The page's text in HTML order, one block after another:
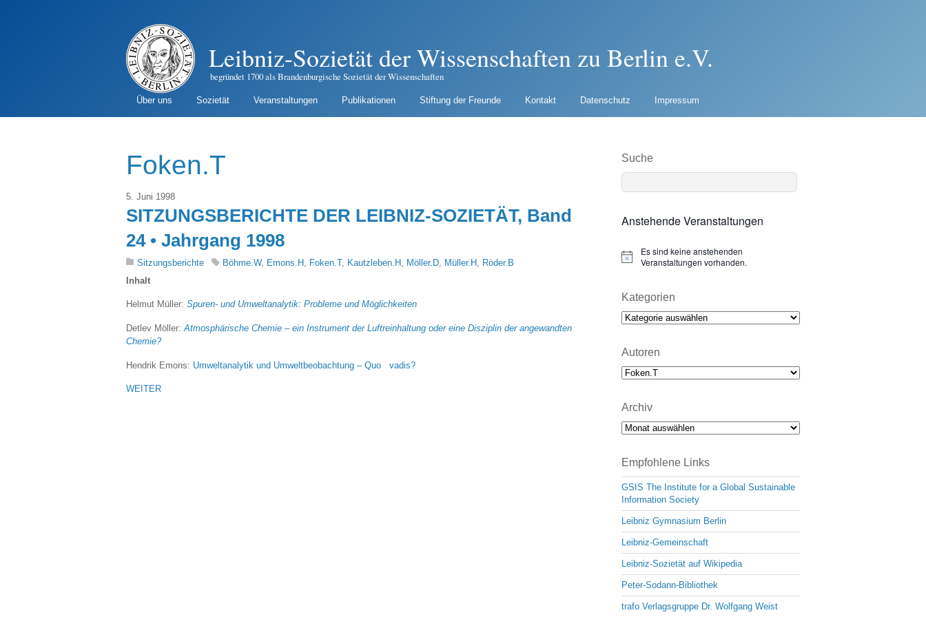
Leibniz-Sozietät der Wissenschaften zu Berlin e.V.
begründet 1700 als Brandenburgische Sozietät der Wissenschaften
Über uns Sozietät Veranstaltungen Publikationen Stiftung der Freunde Kontakt Datenschutz Impressum
Foken.T
5. Juni 1998
SITZUNGSBERICHTE DER LEIBNIZ-SOZIETÄT, Band
24 • Jahrgang 1998
Sitzungsberichte Böhme.W, Emons.H Foken.T, Kautzleben.H Möller.D Müller.H
Röder.B
Inhalt
Helmut Müller: Spuren- und Umweltanalytik: Probleme und Möglichkeiten
Detlev Möller: Atmosphärische Chemie – ein Instrument der Luftreinhaltung oder eine Disziplin der angewandten
Chemie?
Hendrik Emons: Umweltanalytik und Umweltbeobachtung – Quo vadis?
WEITER
Suche
Anstehende Veranstaltungen
N
i
c
e
Es sind keine anstehenden
Veranstaltungen vorhanden.
Kategorien
Kategorien
Autoren
Archiv
Archiv
Empfohlene Links
GSIS The Institute for a Global Sustainable
Information Society
Leibniz Gymnasium Berlin
Leibniz-Gemeinschaft
Leibniz-Sozietät auf Wikipedia
Peter-Sodann-Bibliothek
trafo Verlagsgruppe Dr. Wolfgang Weist